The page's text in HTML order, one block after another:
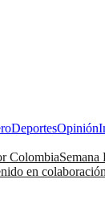
DeportesOpinión
ColombiaSemana
en colaboración